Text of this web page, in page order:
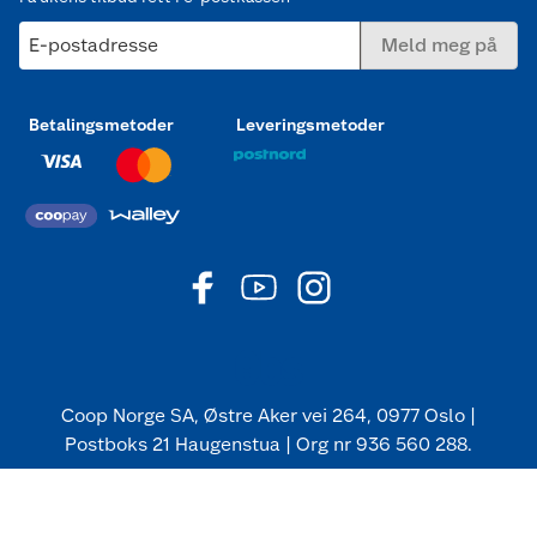
E-postadresse Meld meg på
Betalingsmetoder Leveringsmetoder
Coop Norge SA, Østre Aker vei 264, 0977 Oslo |
Postboks 21 Haugenstua | Org nr 936 560 288.